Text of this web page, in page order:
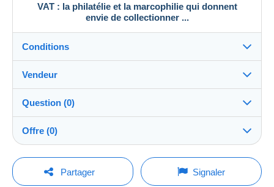
VAT : la philatélie et la marcophilie qui donnent
envie de collectionner ...
Conditions
Destination :
Voir la liste des pays
Remise en main propre :
Oui
Envoi après paiement
Vendeur
vat_tradition100%(58928x)
PRO
Boutique
Nom :
Question (0)
Pour poser une question, vous devez ouvrir
une session.
Offre (0)
La vente sera prolongée d'une minute si une offre est
posée moins d'une minute avant son échéance.
Partager Signaler